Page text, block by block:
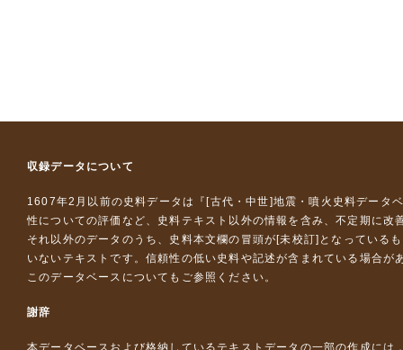
収録データについて
1607年2月以前の史料データは『 [古代・中世]地震・噴火史料データ
性についての評価など、史料テキスト以外の情報を含み、不定期に改
それ以外のデータのうち、史料本文欄の冒頭が[未校訂]となっている
いないテキストです。信頼性の低い史料や記述が含まれている場合が
このデータベースについて もご参照ください。
謝辞
本データベースおよび格納しているテキストデータの一部の作成には